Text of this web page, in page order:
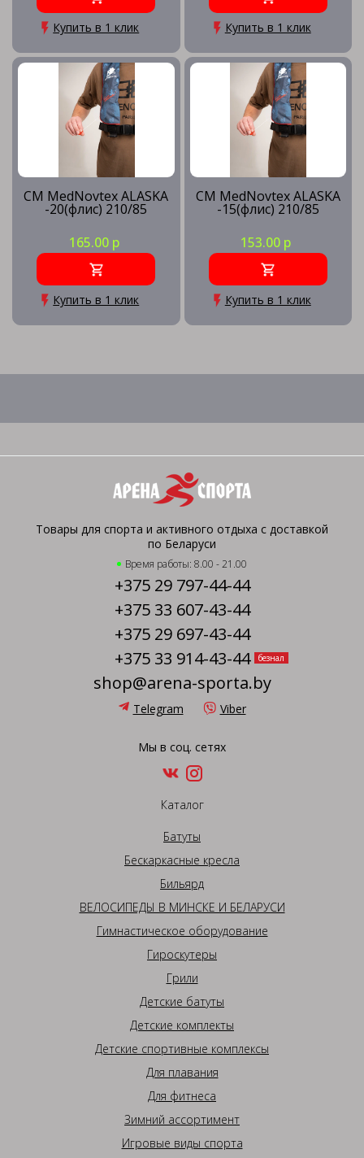
Купить в 1 клик Купить в 1 клик
CM MedNovtex ALASKA
-20(флис) 210/85
165.00 р
Купить в 1 клик
CM MedNovtex ALASKA
-15(флис) 210/85
153.00 р
Купить в 1 клик
Товары для спорта и активного отдыха с доставкой
по Беларуси
Время работы: 8.00 - 21.00
+375 29 797-44-44
+375 33 607-43-44
+375 29 697-43-44
+375 33 914-43-44
безнал
shop@arena-sporta.by
Telegram Viber
Мы в соц. сетях
Каталог
Батуты
Бескаркасные кресла
Бильярд
ВЕЛОСИПЕДЫ В МИНСКЕ И БЕЛАРУСИ
Гимнастическое оборудование
Гироскутеры
Грили
Детские батуты
Детские комплекты
Детские спортивные комплексы
Для плавания
Для фитнеса
Зимний ассортимент
Игровые виды спорта